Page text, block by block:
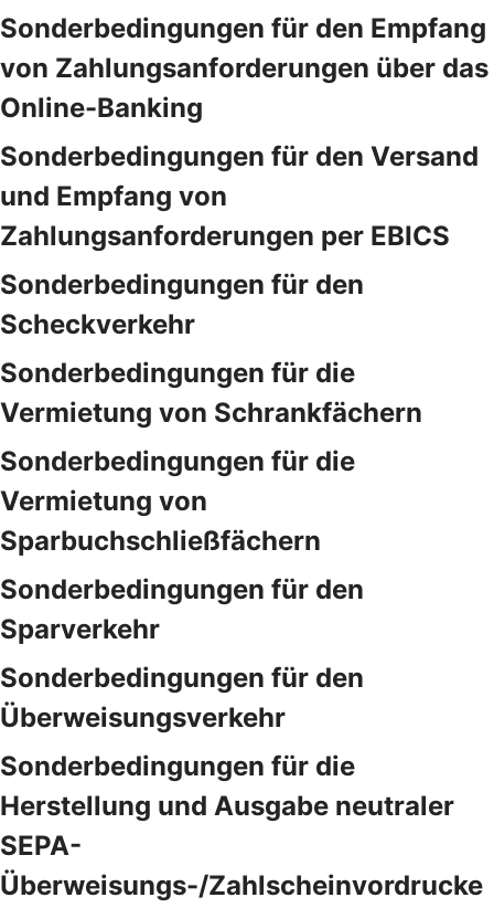
Sonderbedingungen für den Empfang
von Zahlungsanforderungen über das
Online-Banking
Sonderbedingungen für den Versand
und Empfang von
Zahlungsanforderungen per EBICS
Sonderbedingungen für den
Scheckverkehr
Sonderbedingungen für die
Vermietung von Schrankfächern
Sonderbedingungen für die
Vermietung von
Sparbuchschließfächern
Sonderbedingungen für den
Sparverkehr
Sonderbedingungen für den
Überweisungsverkehr
Sonderbedingungen für die
Herstellung und Ausgabe neutraler
SEPA-
Überweisungs-/Zahlscheinvordrucke